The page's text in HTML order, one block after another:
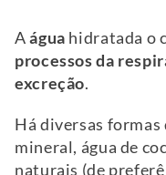
Aágua hidratada o
processos da
excreção.
Há diversas formas
mineral, água de
naturais (de